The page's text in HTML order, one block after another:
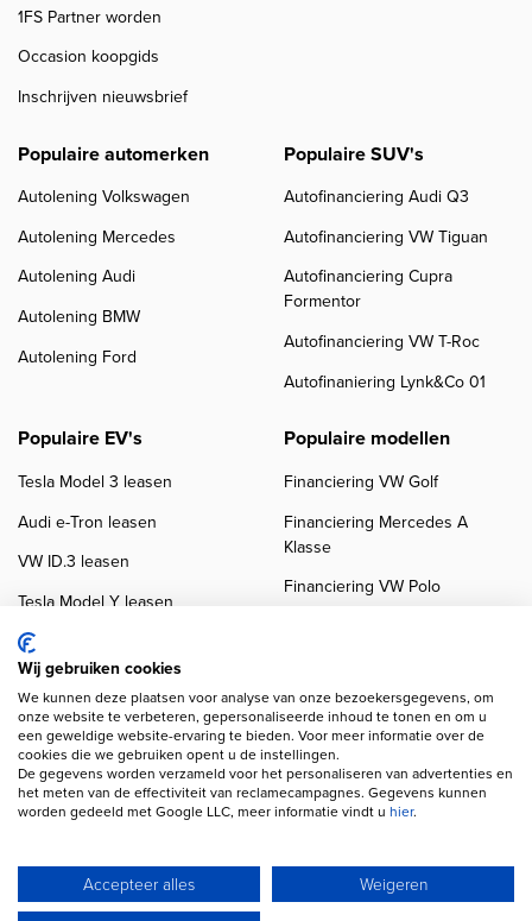
1FS Partner worden
Occasion koopgids
Inschrijven nieuwsbrief
Populaire automerken
Autolening Volkswagen
Autolening Mercedes
Autolening Audi
Autolening BMW
Autolening Ford
Populaire SUV's
Autofinanciering Audi Q3
Autofinanciering VW Tiguan
Autofinanciering Cupra
Formentor
Autofinanciering VW T-Roc
Autofinaniering Lynk&Co 01
Populaire EV's
Tesla Model 3 leasen
Audi e-Tron leasen
VW ID.3 leasen
Tesla Model Y leasen
VW ID.4 leasen
Populaire modellen
Financiering VW Golf
Financiering Mercedes A
Klasse
Financiering VW Polo
Copyright navigation
Klanten beoordelingen
Autobedrijven
Wij gebruiken AI voor afbeeldingen en teksten
Wij gebruiken cookies
We kunnen deze plaatsen voor analyse van onze bezoekersgegevens, om
onze website te verbeteren, gepersonaliseerde inhoud te tonen en om u
een geweldige website-ervaring te bieden. Voor meer informatie over de
cookies die we gebruiken opent u de instellingen.
De gegevens worden verzameld voor het personaliseren van advertenties en
het meten van de effectiviteit van reclamecampagnes. Gegevens kunnen
worden gedeeld met Google LLC, meer informatie vindt u hier.
Accepteer alles
Weigeren